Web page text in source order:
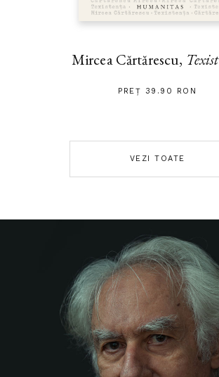
Mircea Cărtărescu,
PREȚ 39.90 RON
VEZI TOATE